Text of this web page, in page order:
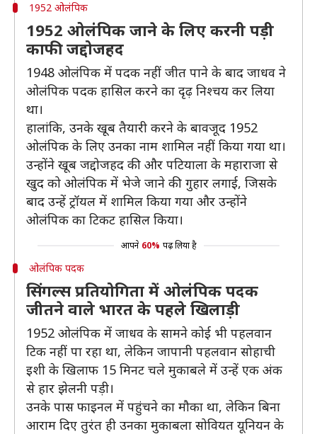
1952 ओलंपिक
1952 ओलंपिक जाने के लिए करनी पड़ी
काफी जद्दोजहद
1948 ओलंपिक में पदक नहीं जीत पाने के बाद जाधव ने
ओलंपिक पदक हासिल करने का दृढ़ निश्चय कर लिया
था।
हालांकि, उनके खूब तैयारी करने के बावजूद 1952
ओलंपिक के लिए उनका नाम शामिल नहीं किया गया था।
उन्होंने खूब जद्दोजहद की और पटियाला के महाराजा से
खुद को ओलंपिक में भेजे जाने की गुहार लगाई, जिसके
बाद उन्हें ट्रॉयल में शामिल किया गया और उन्होंने
ओलंपिक का टिकट हासिल किया।
आपने 60% पढ़ लिया है
ओलंपिक पदक
सिंगल्स प्रतियोगिता में ओलंपिक पदक
जीतने वाले भारत के पहले खिलाड़ी
1952 ओलंपिक में जाधव के सामने कोई भी पहलवान
टिक नहीं पा रहा था, लेकिन जापानी पहलवान सोहाची
इशी के खिलाफ 15 मिनट चले मुकाबले में उन्हें एक अंक
से हार झेलनी पड़ी।
उनके पास फाइनल में पहुंचने का मौका था, लेकिन बिना
आराम दिए तुरंत ही उनका मुकाबला सोवियत यूनियन के